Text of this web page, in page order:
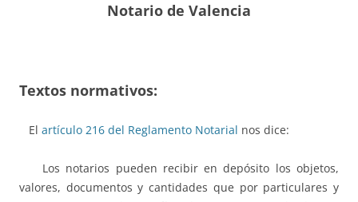
Notario de Valencia
Textos normativos:
El artículo 216 del Reglamento Notarial nos dice:
Los notarios pueden recibir en depósito los objetos,
valores, documentos y cantidades que por particulares y